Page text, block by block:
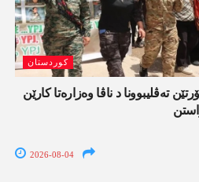
کوردستان
تەڤلیبوونا د ناڤا وەزارەتا کارێن
2026-08-04